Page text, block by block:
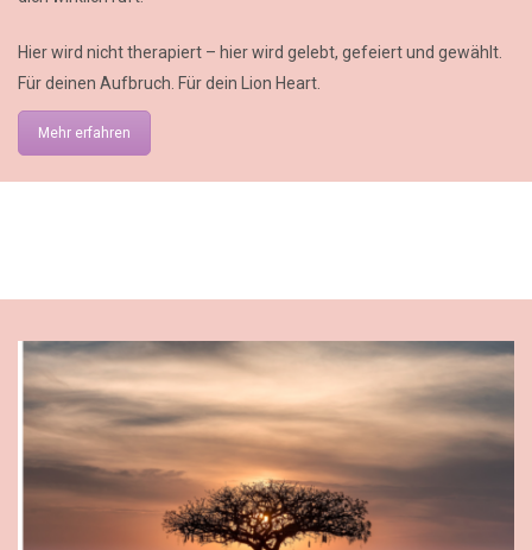
Hier wird nicht therapiert – hier wird gelebt, gefeiert und gewählt.
Für deinen Aufbruch. Für dein Lion Heart.
Mehr erfahren